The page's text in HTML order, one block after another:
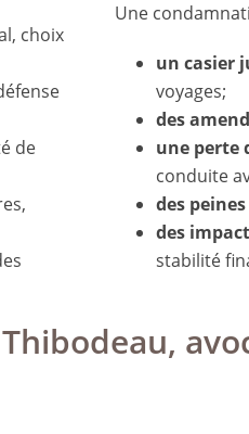
choix
de
Une
un casier
voyages;
des
une perte
conduite
des
des
stabilité